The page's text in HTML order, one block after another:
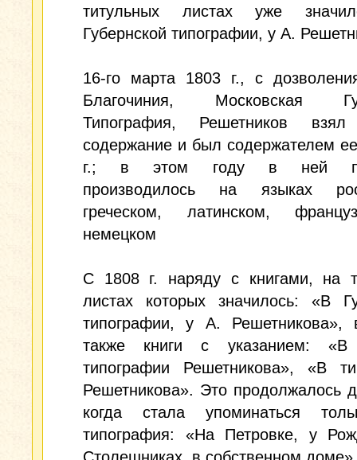
титульных листах уже
Губернской типографии, у А.
16-го марта 1803 г., с
Благочиния, Московская
Типография, Решетников
содержание и был содержателем
г.; в этом году в ней
производилось на языках
греческом, латинском,
немецком
С 1808 г. наряду с книгами, на
листах которых значилось: «В
типографии, у А. Решетникова»,
также книги с указанием: «В
типографии Решетникова», «В
Решетникова». Это продолжалось
когда стала упоминаться
типография: «На Петровке, у